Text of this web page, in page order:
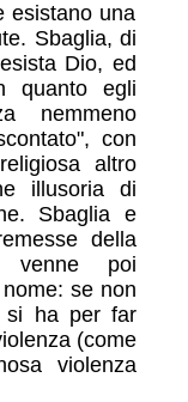
esistano una
Sbaglia, di
Dio, ed
quanto egli
nemmeno
con
altro
illusoria di
Sbaglia e
della
venne poi
se non
si ha per far
(come
violenza